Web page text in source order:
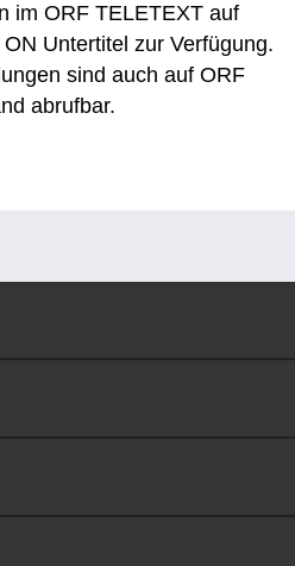
im ORF TELETEXT auf
Untertitel zur Verfügung.
sind auch auf ORF
abrufbar.